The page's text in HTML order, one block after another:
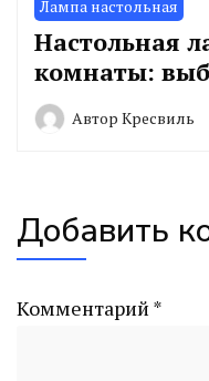
Лампа настольная
Настольная
комнаты:
Автор Кресвиль
Добавить
Комментарий *